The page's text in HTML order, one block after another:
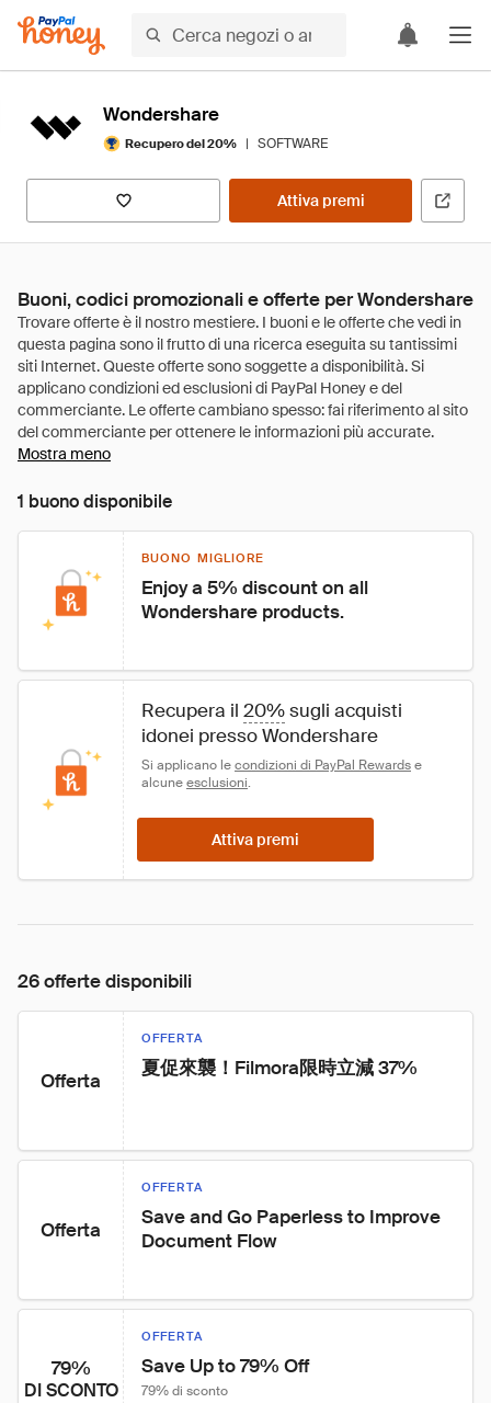
Wondershare
Recupero del 20% | SOFTWARE
Attiva premi
Buoni, codici promozionali e offerte per Wondershare
Mostra meno
1 buono disponibile
BUONO MIGLIORE
Enjoy a 5% discount on all
Wondershare products.
Recupera il 20% sugli acquisti
idonei presso Wondershare
Si applicano le condizioni di PayPal Rewards e
alcune esclusioni.
Attiva premi
26 offerte disponibili
Offerta
OFFERTA
夏促來襲！Filmora限時立減 37%
Offerta
OFFERTA
Save and Go Paperless to Improve
Document Flow
79%
DI SCONTO
OFFERTA
Save Up to 79% Off
79% di sconto